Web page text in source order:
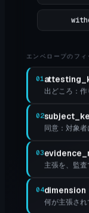
エンベロープのフィ
01
出どころ：作
02
同意：対象
03
主張を、監査
04dimension
何が主張され